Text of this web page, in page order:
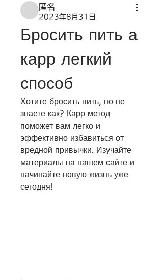
匿名
2023年8月31日
Бросить пить а
карр легкий
способ
Хотите бросить пить, но не
знаете как? Карр метод
поможет вам легко и
эффективно избавиться от
вредной привычки. Изучайте
материалы на нашем сайте и
начинайте новую жизнь уже
сегодня!